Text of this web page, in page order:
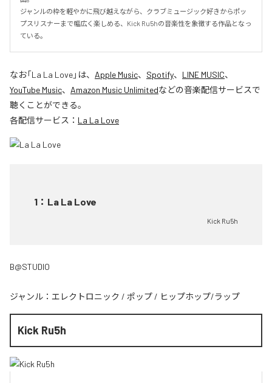
ジャンルの枠を軽やかに飛び越えながら、クラブミュージック好きからポッ
プスリスナーまで幅広く楽しめる、Kick Ru5hの音楽性を象徴する作品となっ
ている。
なお「La La Love」は、 Apple Music、 Spotify、 LINE MUSIC、
YouTube Music、 Amazon Music Unlimitedなどの音楽配信サービスで
聴くことができる。
各配信サービス： La La Love
1 ： La La Love
Kick Ru5h
B@STUDIO
ジャンル： エレクトロニック / ポップ / ヒップホップ/ラップ
Kick Ru5h